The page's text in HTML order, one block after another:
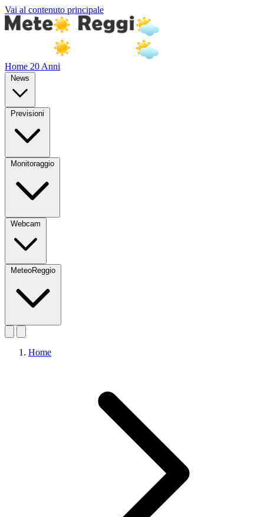
Vai al contenuto principale
Home 20 Anni
News
Previsioni
Monitoraggio
Webcam
MeteoReggio
Home